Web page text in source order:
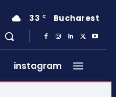
33 C Bucharest
instagram